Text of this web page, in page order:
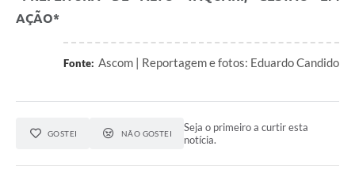
AÇÃO*
Fonte: Ascom | Reportagem e fotos: Eduardo Candido
GOSTEI NÃO GOSTEI
Seja o primeiro a curtir esta
notícia.